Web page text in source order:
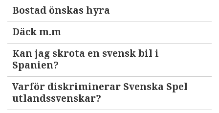
Bostad önskas hyra
Däck m.m
Kan jag skrota en svensk bil i
Spanien?
Varför diskriminerar Svenska Spel
utlandssvenskar?